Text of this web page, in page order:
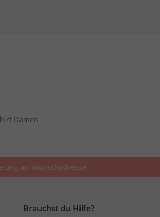
Damen
an Wunschadresse
Brauchst du Hilfe?